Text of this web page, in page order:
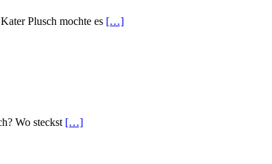
Plusch mochte es […]
Wo steckst […]